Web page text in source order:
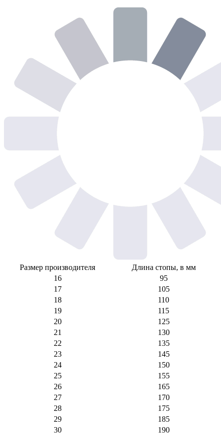
Размер производителя
Длина стопы, в мм
16
95
17
105
18
110
19
115
20
125
21
130
22
135
23
145
24
150
25
155
26
165
27
170
28
175
29
185
30
190